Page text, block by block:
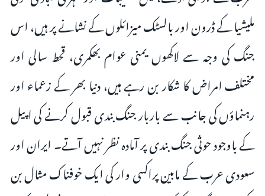
ملیشیا کے ڈرون اور بالسٹک میزائلوں کے نشانے پر ہیں، اس
جنگ کی وجہ سے لاکھوں یمنی عوام بھکمری، قحط سالی اور
مختلف امراض کا شکار بن رہے ہیں، دنیا بھر کے زعماء اور
رہنماؤں کی جانب سے باربار جنگ بندی قبول کرنے کی اپیل
کے باوجود حوثی جنگ بندی پر آمادہ نظر نہیں آتے۔ ایران اور
سعودی عرب کے مابین پراکسی وار کی ایک خوفناک مثال بن